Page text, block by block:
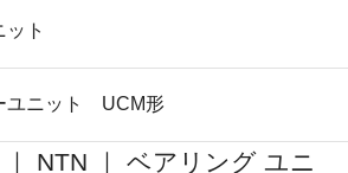
ト
ユニット UCM形
NTN ｜ ベアリング ユニ